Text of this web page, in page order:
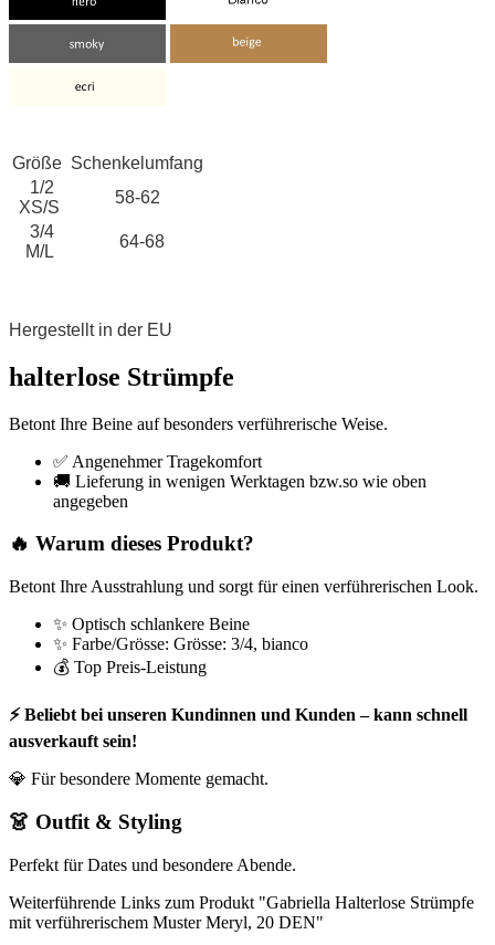
Größe Schenkelumfang
1/2
XS/S
58-62
3/4
M/L
64-68
Hergestellt in der EU
halterlose Strümpfe
Betont Ihre Beine auf besonders verführerische Weise.
✅ Angenehmer Tragekomfort
🚚 Lieferung in wenigen Werktagen bzw.so wie oben
angegeben
🔥 Warum dieses Produkt?
Betont Ihre Ausstrahlung und sorgt für einen verführerischen Look.
✨ Optisch schlankere Beine
✨ Farbe/Grösse: Grösse: 3/4, bianco
💰 Top Preis-Leistung
⚡ Beliebt bei unseren Kundinnen und Kunden – kann schnell
ausverkauft sein!
💎 Für besondere Momente gemacht.
👗 Outfit & Styling
Perfekt für Dates und besondere Abende.
Weiterführende Links zum Produkt "Gabriella Halterlose Strümpfe
mit verführerischem Muster Meryl, 20 DEN"